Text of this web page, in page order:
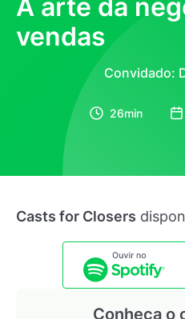
A arte da
vendas
Convidado:
26min
Conheça o
Casts for Closers